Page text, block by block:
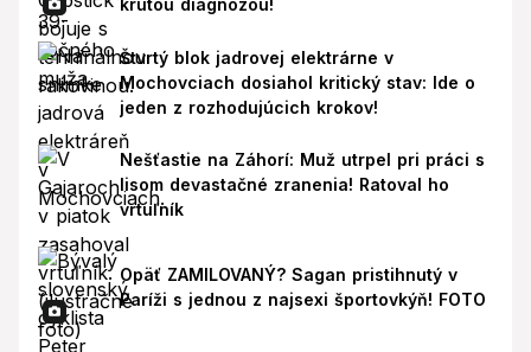
krutou diagnózou!
Štvrtý blok jadrovej elektrárne v
Mochovciach dosiahol kritický stav: Ide o
jeden z rozhodujúcich krokov!
Nešťastie na Záhorí: Muž utrpel pri práci s
lisom devastačné zranenia! Ratoval ho
vrtuľník
Opäť ZAMILOVANÝ? Sagan pristihnutý v
Paríži s jednou z najsexi športovkýň! FOTO